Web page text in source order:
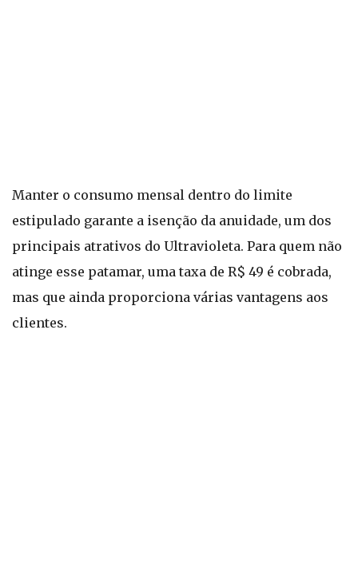
Manter o consumo mensal dentro do limite
estipulado garante a isenção da anuidade, um dos
principais atrativos do Ultravioleta. Para quem não
atinge esse patamar, uma taxa de R$ 49 é cobrada,
mas que ainda proporciona várias vantagens aos
clientes.